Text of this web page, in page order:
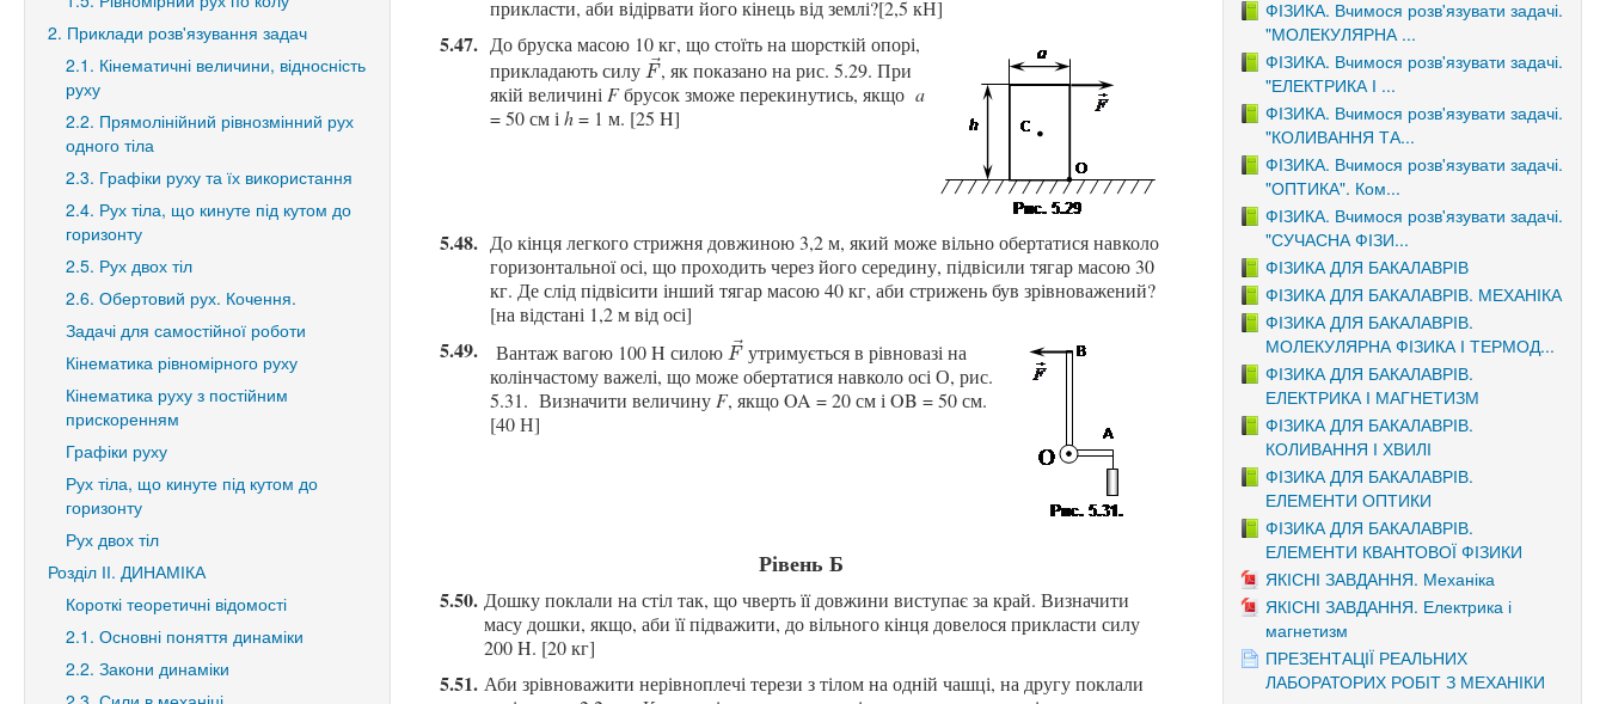
прикласти, аби відірвати його кінець від землі?[2,5 кН]
5.47. До бруска масою 10 кг, що стоїть на шорсткій опорі,
прикладаютьсилу F⃗
F→
, як показано на рис. 5.29. При
якій величині Fбрусок зможе перекинутись, якщо a
= 50 см і h= 1 м. [25 H]
5.48. До кінця легкого стрижня довжиною 3,2 м, який може вільно обертатися навколо
горизонтальної осі, що проходить через його середину, підвісили тягар масою 30
кг. Де слід підвісити інший тягар масою 40 кг, аби стрижень був зрівноважений?
[на відстані 1,2 м від осі]
5.49. Вантаж вагою 100 H силою F⃗
F→утримується в рівновазі на
колінчастому важелі, що може обертатися навколо осі О, рис.
5.31. Визначити величину F, якщо OA = 20 см і OB = 50 см.
[40 Н]
Рівень Б
5.50. Дошку поклали на стіл так, що чверть її довжини виступає за край. Визначити
масу дошки, якщо, аби її підважити, до вільного кінця довелося прикласти силу
200 H. [20 кг]
5.51. Аби зрівноважити нерівноплечі терези з тілом на одній чашці, на другу поклали
2. Приклади розв'язування задач
2.1. Кінематичні величини, відносність
руху
2.2. Прямолінійний рівнозмінний рух
одного тіла
2.3. Графіки руху та їх використання
2.4. Рух тіла, що кинуте під кутом до
горизонту
2.5. Рух двох тіл
2.6. Обертовий рух. Кочення.
Задачі для самостійної роботи
Кінематика рівномірного руху
Кінематика руху з постійним
прискоренням
Графіки руху
Рух тіла, що кинуте під кутом до
горизонту
Рух двох тіл
Розділ ІІ. ДИНАМІКА
Короткі теоретичні відомості
2.1. Основні поняття динаміки
2.2. Закони динаміки
ФІЗИКА. Вчимося розв'язувати задачі.
"МОЛЕКУЛЯРНА ...
ФІЗИКА. Вчимося розв'язувати задачі.
"ЕЛЕКТРИКА І ...
ФІЗИКА. Вчимося розв'язувати задачі.
"КОЛИВАННЯ ТА...
ФІЗИКА. Вчимося розв'язувати задачі.
"ОПТИКА". Ком...
ФІЗИКА. Вчимося розв'язувати задачі.
"СУЧАСНА ФІЗИ...
ФІЗИКА ДЛЯ БАКАЛАВРІВ
ФІЗИКА ДЛЯ БАКАЛАВРІВ. МЕХАНІКА
ФІЗИКА ДЛЯ БАКАЛАВРІВ.
МОЛЕКУЛЯРНА ФІЗИКА І ТЕРМОД...
ФІЗИКА ДЛЯ БАКАЛАВРІВ.
ЕЛЕКТРИКА І МАГНЕТИЗМ
ФІЗИКА ДЛЯ БАКАЛАВРІВ.
КОЛИВАННЯ І ХВИЛІ
ФІЗИКА ДЛЯ БАКАЛАВРІВ.
ЕЛЕМЕНТИ ОПТИКИ
ФІЗИКА ДЛЯ БАКАЛАВРІВ.
ЕЛЕМЕНТИ КВАНТОВОЇ ФІЗИКИ
ЯКІСНІ ЗАВДАННЯ. Механіка
ЯКІСНІ ЗАВДАННЯ. Електрика і
магнетизм
ПРЕЗЕНТАЦІЇ РЕАЛЬНИХ
ЛАБОРАТОРИХ РОБІТ З МЕХАНІКИ